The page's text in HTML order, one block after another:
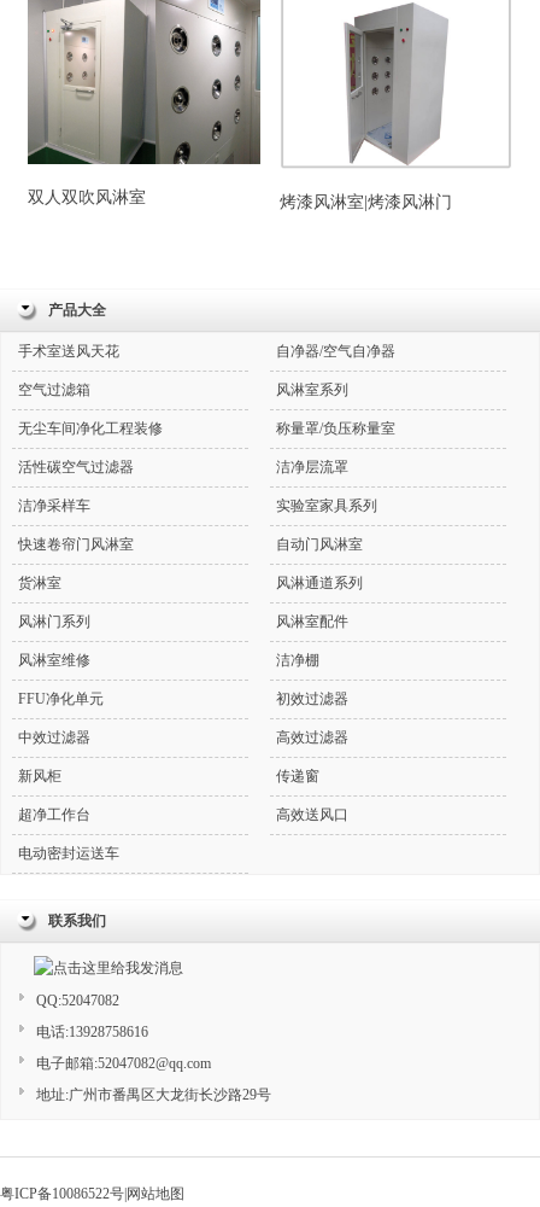
双人双吹风淋室 烤漆风淋室|烤漆风淋门
产品大全
手术室送风天花 自净器/空气自净器
空气过滤箱 风淋室系列
无尘车间净化工程装修 称量罩/负压称量室
活性碳空气过滤器 洁净层流罩
洁净采样车 实验室家具系列
快速卷帘门风淋室 自动门风淋室
货淋室 风淋通道系列
风淋门系列 风淋室配件
风淋室维修 洁净棚
FFU净化单元 初效过滤器
中效过滤器 高效过滤器
新风柜 传递窗
超净工作台 高效送风口
电动密封运送车
联系我们
QQ:52047082
电话:13928758616
电子邮箱:52047082@qq.com
地址:广州市番禺区大龙街长沙路29号
粤ICP备10086522号 网站地图